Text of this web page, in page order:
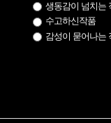
생동감이 넘치는
수고하신작품
감성이 묻어나는